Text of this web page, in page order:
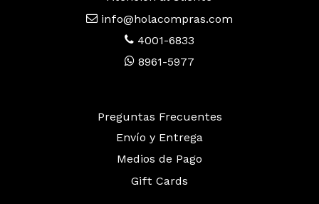
info@holacompras.com
4001-6833
8961-5977
Preguntas Frecuentes
Envío y Entrega
Medios de Pago
Gift Cards